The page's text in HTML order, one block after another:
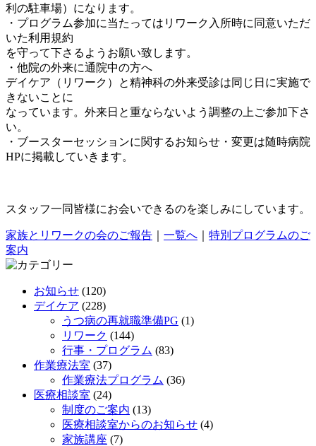
利の駐車場）になります。
・プログラム参加に当たってはリワーク入所時に同意いただ
いた利用規約
を守って下さるようお願い致します。
・他院の外来に通院中の方へ
デイケア（リワーク）と精神科の外来受診は同じ日に実施で
きないことに
なっています。外来日と重ならないよう調整の上ご参加下さ
い。
・ブースターセッションに関するお知らせ・変更は随時病院
HPに掲載していきます。
スタッフ一同皆様にお会いできるのを楽しみにしています。
家族とリワークの会のご報告 一覧へ
特別プログラムのご
案内
お知らせ (120)
デイケア (228)
うつ病の再就職準備PG (1)
リワーク (144)
行事・プログラム (83)
作業療法室 (37)
作業療法プログラム (36)
医療相談室 (24)
制度のご案内 (13)
医療相談室からのお知らせ (4)
家族講座 (7)